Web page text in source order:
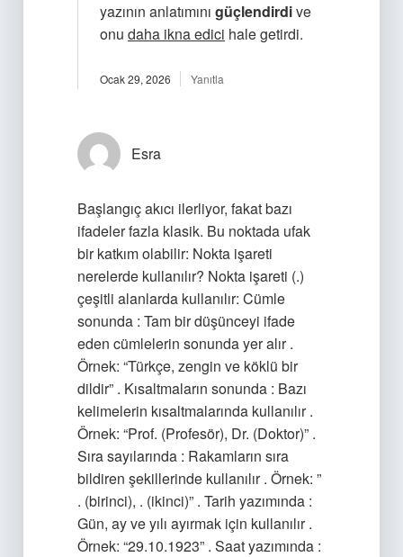
yazının anlatımını güçlendirdive
onu daha ikna edici hale getirdi.
Ocak 29, 2026 Yanıtla
Esra
Başlangıç akıcı ilerliyor, fakat bazı
ifadeler fazla klasik. Bu noktada ufak
bir katkım olabilir: Nokta işareti
nerelerde kullanılır? Nokta işareti (.)
çeşitli alanlarda kullanılır: Cümle
sonunda : Tam bir düşünceyi ifade
eden cümlelerin sonunda yer alır .
Örnek: “Türkçe, zengin ve köklü bir
dildir” . Kısaltmaların sonunda : Bazı
kelimelerin kısaltmalarında kullanılır .
Örnek: “Prof. (Profesör), Dr. (Doktor)” .
Sıra sayılarında : Rakamların sıra
bildiren şekillerinde kullanılır . Örnek: ”
. (birinci), . (ikinci)” . Tarih yazımında :
Gün, ay ve yılı ayırmak için kullanılır .
Örnek: “29.10.1923” . Saat yazımında :